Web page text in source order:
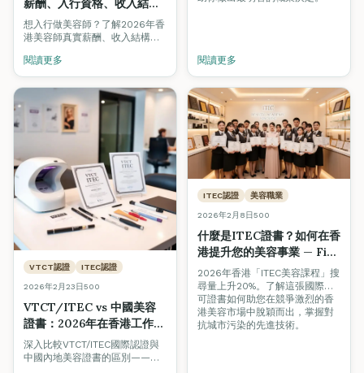
薪酬、入行資格、收入結構
全面拆解（2026求職指南）
想入行做美容師？了解2026年香
港美容師真實薪酬、收入結構
格、晉升路線及行業前景，助應
屆畢業生及轉行者做出明智決
定。
閱讀更多 閱讀更多
VTCT認證 ITEC認證
2026年2月23日500
VTCT/ITEC vs 中國美容
證書：2026年在香港工作哪
個更好？
深入比較VTCT/ITEC國際認證與
中國內地美容證書的區別——涵
ITEC認證 美容職業
2026年2月8日500
什麼是ITEC證書？如何在香
港提升您的美容事業 — Fine
Arts Academy專業解讀
2026年香港「ITEC美容課程」搜
尋量上升20%。了解這張國際認
可證書如何助您在競爭激烈的香
港美容市場中脫穎而出，掌握對
抗城市污染的先進技術。